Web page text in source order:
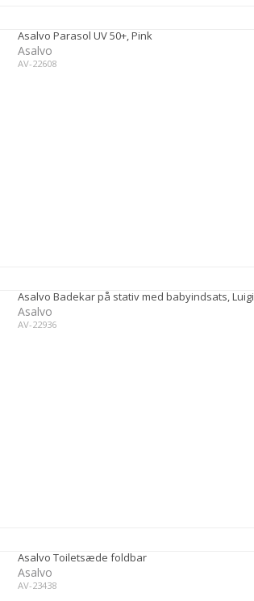
Asalvo Parasol UV 50+, Pink
Asalvo
AV-22608
Asalvo Badekar på stativ med babyindsats, Luigi
Asalvo
AV-22936
Asalvo Toiletsæde foldbar
Asalvo
AV-23438